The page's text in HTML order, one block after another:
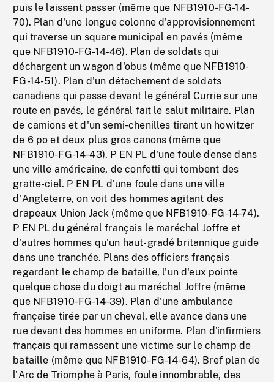
puis le laissent passer (même que NFB1910-FG-14-
70). Plan d'une longue colonne d'approvisionnement
qui traverse un square municipal en pavés (même
que NFB1910-FG-14-46). Plan de soldats qui
déchargent un wagon d'obus (même que NFB1910-
FG-14-51). Plan d'un détachement de soldats
canadiens qui passe devant le général Currie sur une
route en pavés, le général fait le salut militaire. Plan
de camions et d'un semi-chenilles tirant un howitzer
de 6 po et deux plus gros canons (même que
NFB1910-FG-14-43). P EN PL d'une foule dense dans
une ville américaine, de confetti qui tombent des
gratte-ciel. P EN PL d'une foule dans une ville
d'Angleterre, on voit des hommes agitant des
drapeaux Union Jack (même que NFB1910-FG-14-74).
P EN PL du général français le maréchal Joffre et
d'autres hommes qu'un haut-gradé britannique guide
dans une tranchée. Plans des officiers français
regardant le champ de bataille, l'un d'eux pointe
quelque chose du doigt au maréchal Joffre (même
que NFB1910-FG-14-39). Plan d'une ambulance
française tirée par un cheval, elle avance dans une
rue devant des hommes en uniforme. Plan d'infirmiers
français qui ramassent une victime sur le champ de
bataille (même que NFB1910-FG-14-64). Bref plan de
l'Arc de Triomphe à Paris, foule innombrable, des